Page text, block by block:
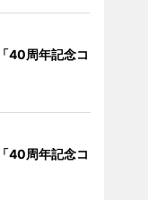
40周年記念コ
40周年記念コ